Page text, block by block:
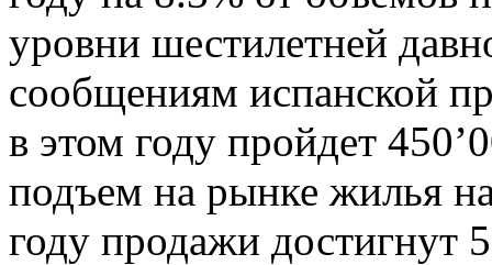
уровни шестилетней
сообщениям испанской
в этом году пройдет
подъем на рынке жилья
году продажи достигнут